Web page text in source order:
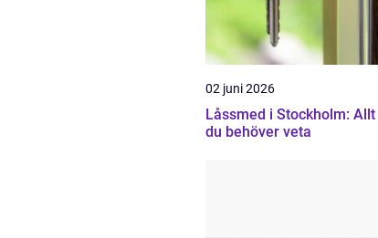
02 juni 2026
Låssmed i Stockholm: Allt
du behöver veta